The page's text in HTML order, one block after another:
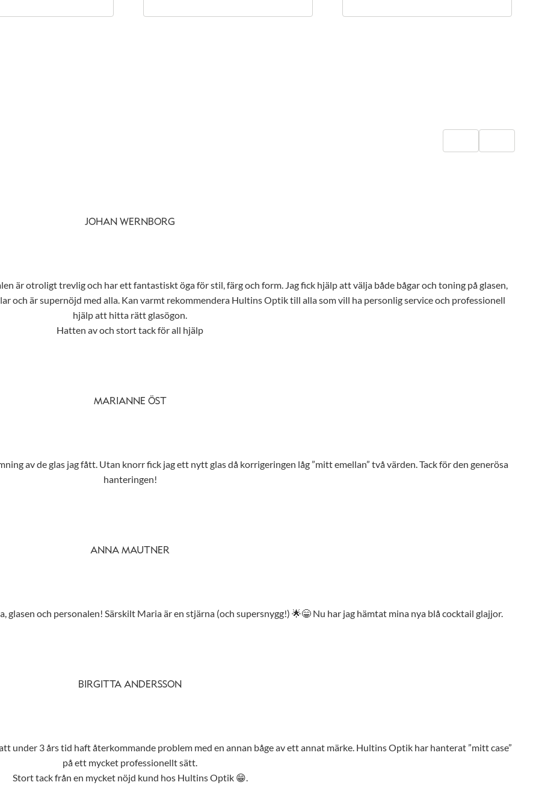
JOHAN WERNBORG
är otroligt trevlig och har ett fantastiskt öga för stil, färg och form. Jag fick hjälp att välja både bågar och toning på glasen,
och är supernöjd med alla. Kan varmt rekommendera Hultins Optik till alla som vill ha personlig service och professionell
hjälp att hitta rätt glasögon.
Hatten av och stort tack för all hjälp
MARIANNE ÖST
av de glas jag fått. Utan knorr fick jag ett nytt glas då korrigeringen låg ”mitt emellan” två värden. Tack för den generösa
hanteringen!
ANNA MAUTNER
och personalen! Särskilt Maria är en stjärna (och supersnygg!) 🌟😁 Nu har jag hämtat mina nya blå cocktail glajjor.
BIRGITTA ANDERSSON
under 3 års tid haft återkommande problem med en annan båge av ett annat märke. Hultins Optik har hanterat ”mitt case”
på ett mycket professionellt sätt.
Stort tack från en mycket nöjd kund hos Hultins Optik 😁.